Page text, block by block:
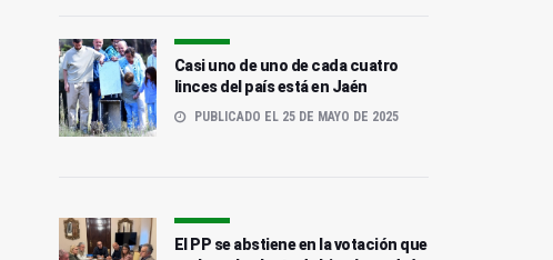
Casi uno de uno de cada cuatro
linces del país está en Jaén
PUBLICADO EL 25 DE MAYO DE 2025
El PP se abstiene en la votación que